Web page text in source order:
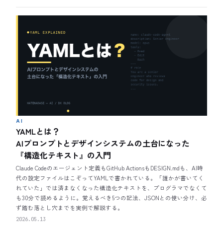
AI
YAMLとは？
AIプロンプトとデザインシステムの土台になった
『構造化テキスト』の入門
Claude Codeのエージェント定義もGitHub ActionsもDESIGN.mdも、AI時
代の設定ファイルはこぞってYAMLで書かれている。「誰かが書いてく
れていた」では済まなくなった構造化テキストを、プログラマでなくて
も30分で読めるように。覚えるべき5つの記法、JSONとの使い分け、必
ず踏む落とし穴までを実例で解説する。
2026.05.13